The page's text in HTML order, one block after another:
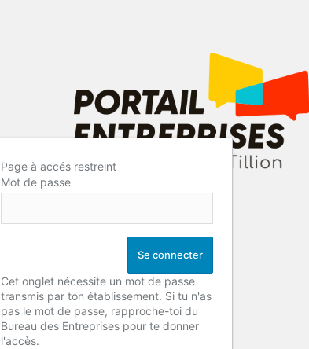
Page à accés restreint
Mot de passe
Cet onglet nécessite un mot de passe
transmis par ton établissement. Si tu n'as
pas le mot de passe, rapproche-toi du
Bureau des Entreprises pour te donner
l'accès.